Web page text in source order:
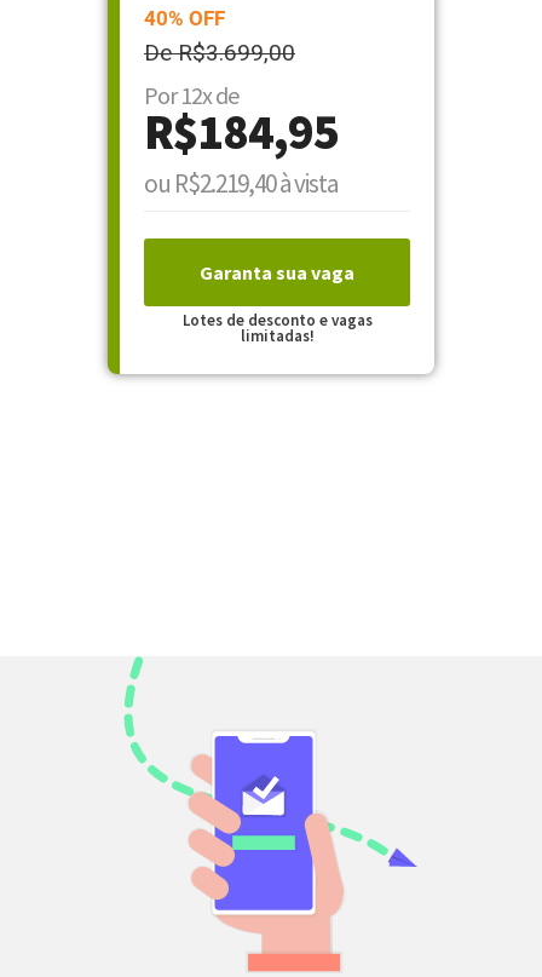
40% OFF
De R$3.699,00
Por 12x de
R$184,95
ou R$2.219,40 à vista
Garanta sua vaga
Lotes de desconto e vagas
limitadas!